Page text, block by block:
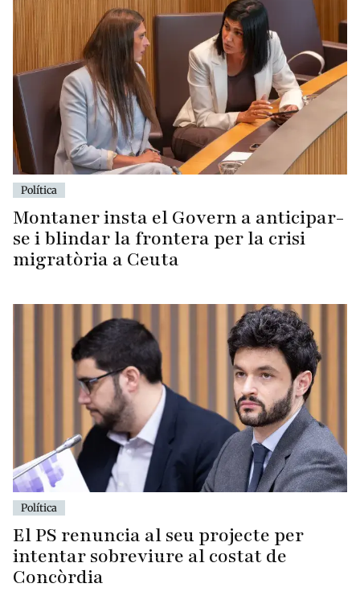
Política
Montaner insta el Govern a anticipar-
se i blindar la frontera per la crisi
migratòria a Ceuta
Política
El PS renuncia al seu projecte per
intentar sobreviure al costat de
Concòrdia